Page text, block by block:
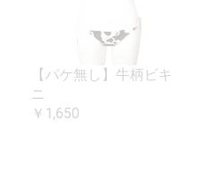
【パケ無し】牛柄ビキ
ニ
￥1,650